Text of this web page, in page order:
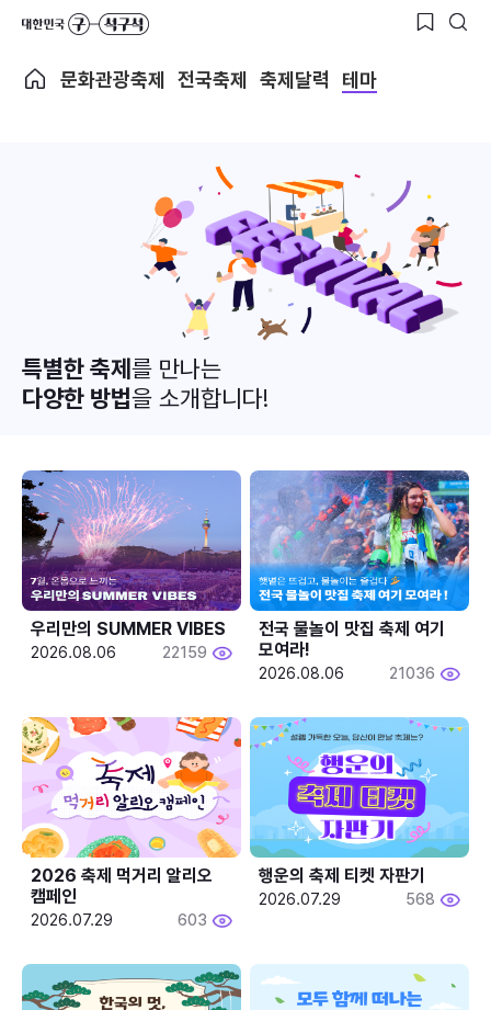
문화관광축제 전국축제 축제달력 테마
특별한 축제를 만나는
다양한 방법을 소개합니다!
우리만의 SUMMER VIBES
2026.08.06 22159
전국 물놀이 맛집 축제 여기
모여라!
2026.08.06 21036
2026 축제 먹거리 알리오
캠페인
2026.07.29 603
행운의 축제 티켓 자판기
2026.07.29 568